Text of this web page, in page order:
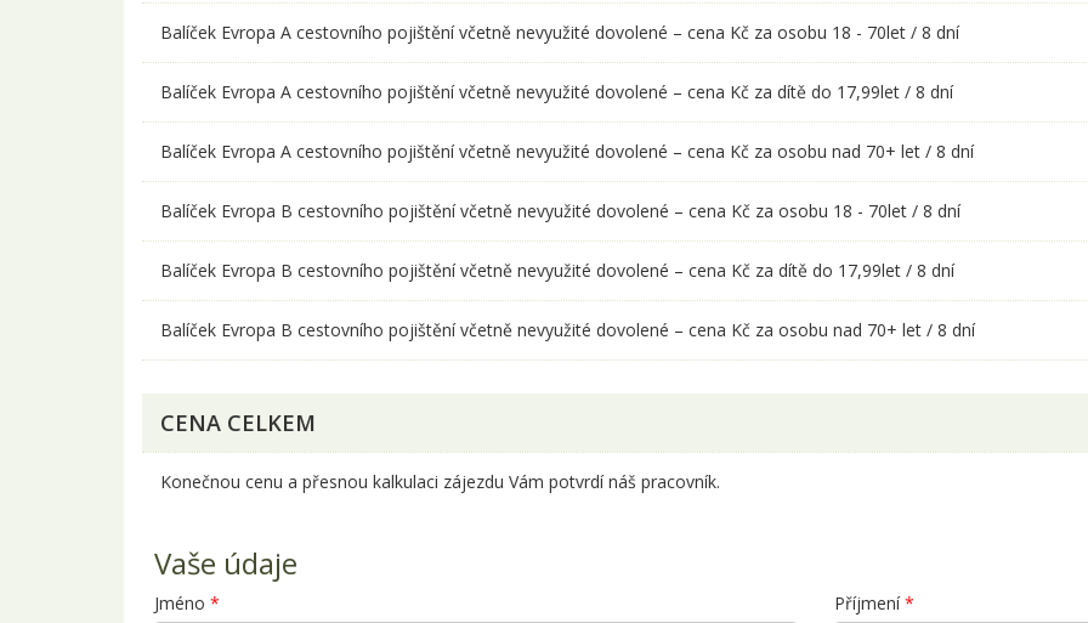
Balíček Evropa A cestovního pojištění včetně nevyužité dovolené – cena Kč za osobu 18 - 70let / 8 dní
Balíček Evropa A cestovního pojištění včetně nevyužité dovolené – cena Kč za dítě do 17,99let / 8 dní
Balíček Evropa A cestovního pojištění včetně nevyužité dovolené – cena Kč za osobu nad 70+ let / 8 dní
Balíček Evropa B cestovního pojištění včetně nevyužité dovolené – cena Kč za osobu 18 - 70let / 8 dní
Balíček Evropa B cestovního pojištění včetně nevyužité dovolené – cena Kč za dítě do 17,99let / 8 dní
Balíček Evropa B cestovního pojištění včetně nevyužité dovolené – cena Kč za osobu nad 70+ let / 8 dní
CENA CELKEM
Konečnou cenu a přesnou kalkulaci zájezdu Vám potvrdí náš pracovník.
Vaše údaje
Jméno * Příjmení*